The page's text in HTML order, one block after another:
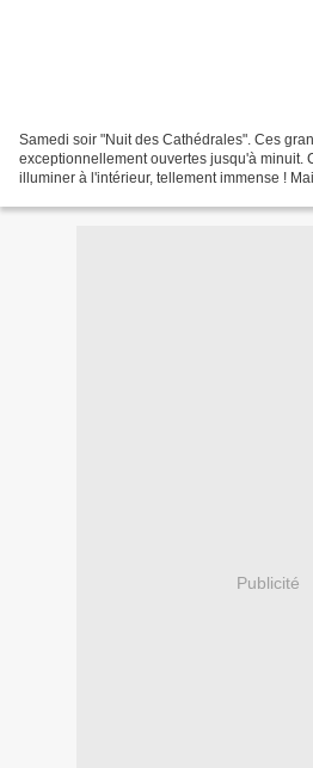
Samedi soir "Nuit des Cathédrales". Ces
exceptionnellement ouvertes jusqu'à minuit.
illuminer à l'intérieur, tellement immense !
Publicité